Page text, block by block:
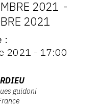
2021 -
2021
2021 - 17:00
guidoni